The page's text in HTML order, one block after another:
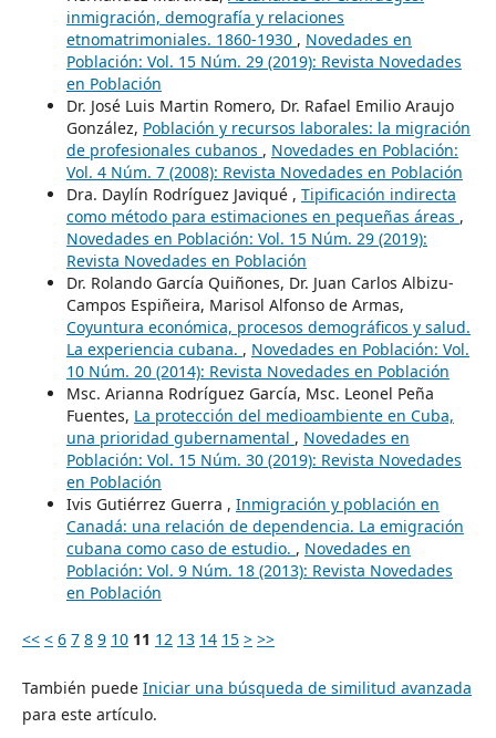
inmigración, demografía y relaciones
etnomatrimoniales. 1860-1930 , Novedades en
Población: Vol. 15 Núm. 29 (2019): Revista Novedades
en Población
Dr. José Luis Martin Romero, Dr. Rafael Emilio Araujo
González, Población y recursos laborales: la migración
de profesionales cubanos , Novedades en Población:
Vol. 4 Núm. 7 (2008): Revista Novedades en Población
Dra. Daylín Rodríguez Javiqué , Tipificación indirecta
como método para estimaciones en pequeñas áreas ,
Novedades en Población: Vol. 15 Núm. 29 (2019):
Revista Novedades en Población
Dr. Rolando García Quiñones, Dr. Juan Carlos Albizu-
Campos Espiñeira, Marisol Alfonso de Armas,
Coyuntura económica, procesos demográficos y salud.
La experiencia cubana. , Novedades en Población: Vol.
10 Núm. 20 (2014): Revista Novedades en Población
Msc. Arianna Rodríguez García, Msc. Leonel Peña
Fuentes, La protección del medioambiente en Cuba,
una prioridad gubernamental , Novedades en
Población: Vol. 15 Núm. 30 (2019): Revista Novedades
en Población
Ivis Gutiérrez Guerra , Inmigración y población en
Canadá: una relación de dependencia. La emigración
cubana como caso de estudio. , Novedades en
Población: Vol. 9 Núm. 18 (2013): Revista Novedades
en Población
<< < 6 7 8 9 10 11 12 13 14 15 > >>
También puede Iniciar una búsqueda de similitud avanzada
para este artículo.